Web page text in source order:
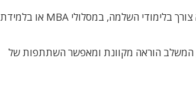
בוגרי התוכנית יוכלו להמשיך ללימודי תואר שני באוניברסיטה הפתוחה ללא צורך בלימודי השלמה, במסלולי MBA או בלמידת
המשלב הוראה מקוונת ומאפשר השתתפות של